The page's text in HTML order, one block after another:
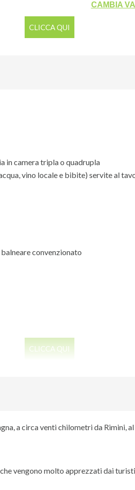
CAMBIA
CLICCA QUI
in camera tripla o quadrupla
vino locale e bibite) servite al
convenzionato
CLICCA QUI
a circa venti chilometri da Rimini, al
vengono molto apprezzati dai